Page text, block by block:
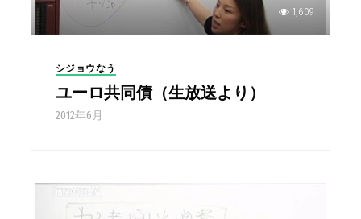
1,609
シジョウなう
ユーロ共同債（生放送より）
2012年6月